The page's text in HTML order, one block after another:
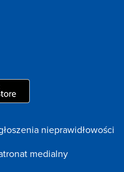
nieprawidłowości
medialny